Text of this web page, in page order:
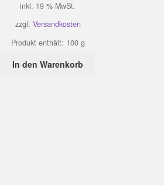
inkl. 19 % MwSt.
zzgl. Versandkosten
Produkt enthält: 100 g
In den Warenkorb